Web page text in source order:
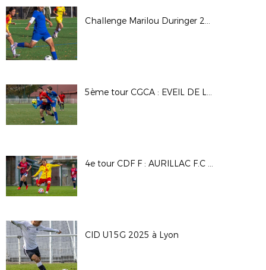
Challenge Marilou Duringer 25/26
5ème tour CGCA : EVEIL DE LYON - DAVEZIEUX VIDALON
4e tour CDF F : AURILLAC F.C - A.S SAINT PRIEST
CID U15G 2025 à Lyon